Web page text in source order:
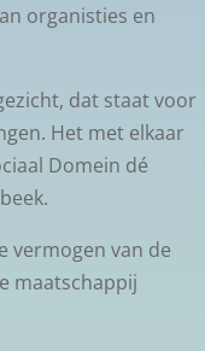
organisties en
dat staat voor
Het met elkaar
Domein dé
vermogen van de
maatschappij